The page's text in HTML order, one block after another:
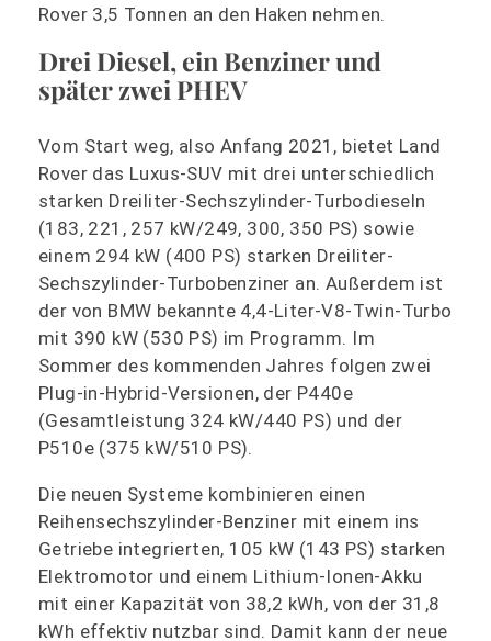
Rover 3,5 Tonnen an den Haken nehmen.
Drei Diesel, ein Benziner und
später zwei PHEV
Vom Start weg, also Anfang 2021, bietet Land
Rover das Luxus-SUV mit drei unterschiedlich
starken Dreiliter-Sechszylinder-Turbodieseln
(183, 221, 257 kW/249, 300, 350 PS) sowie
einem 294 kW (400 PS) starken Dreiliter-
Sechszylinder-Turbobenziner an. Außerdem ist
der von BMW bekannte 4,4-Liter-V8-Twin-Turbo
mit 390 kW (530 PS) im Programm. Im
Sommer des kommenden Jahres folgen zwei
Plug-in-Hybrid-Versionen, der P440e
(Gesamtleistung 324 kW/440 PS) und der
P510e (375 kW/510 PS).
Die neuen Systeme kombinieren einen
Reihensechszylinder-Benziner mit einem ins
Getriebe integrierten, 105 kW (143 PS) starken
Elektromotor und einem Lithium-Ionen-Akku
mit einer Kapazität von 38,2 kWh, von der 31,8
kWh effektiv nutzbar sind. Damit kann der neue